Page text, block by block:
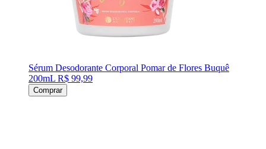
Sérum Desodorante Corporal Pomar de Flores Buquê
200mL R$ 99,99
Comprar